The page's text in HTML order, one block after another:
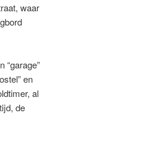
waar
“garage”
en
al
de